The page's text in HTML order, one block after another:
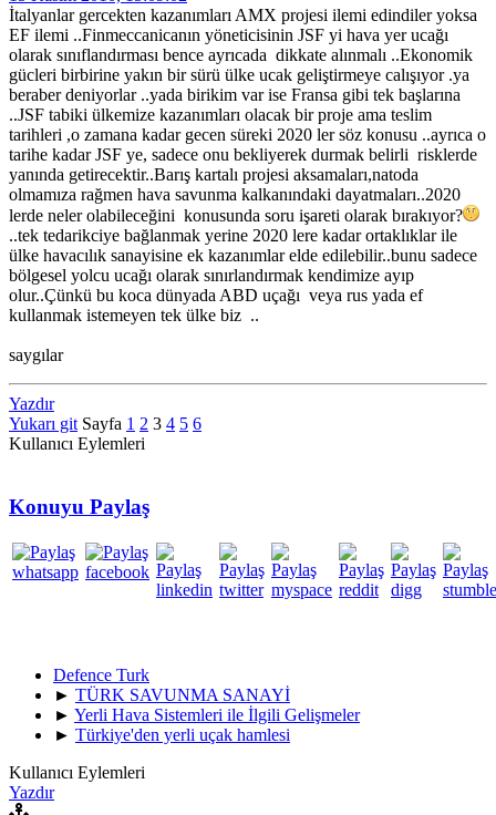
İtalyanlar gercekten kazanımları AMX projesi ilemi edindiler yoksa
EF ilemi ..Finmeccanicanın yöneticisinin JSF yi hava yer ucağı
olarak sınıflandırması bence ayrıcada dikkate alınmalı ..Ekonomik
gücleri birbirine yakın bir sürü ülke ucak geliştirmeye calışıyor .ya
beraber deniyorlar ..yada birikim var ise Fransa gibi tek başlarına
..JSF tabiki ülkemize kazanımları olacak bir proje ama teslim
tarihleri ,o zamana kadar gecen süreki 2020 ler söz konusu ..ayrıca o
tarihe kadar JSF ye, sadece onu bekliyerek durmak belirli risklerde
yanında getirecektir..Barış kartalı projesi aksamaları,natoda
olmamıza rağmen hava savunma kalkanındaki dayatmaları..2020
lerde neler olabileceğini konusunda soru işareti olarak bırakıyor?
..tek tedarikciye bağlanmak yerine 2020 lere kadar ortaklıklar ile
ülke havacılık sanayisine ek kazanımlar elde edilebilir..bunu sadece
bölgesel yolcu ucağı olarak sınırlandırmak kendimize ayıp
olur..Çünkü bu koca dünyada ABD uçağı veya rus yada ef
kullanmak istemeyen tek ülke biz ..
saygılar
Yazdır
Yukarı git Sayfa 1 2 3 4 5 6
Kullanıcı Eylemleri
Konuyu Paylaş
Defence Turk
► TÜRK SAVUNMA SANAYİ
► Yerli Hava Sistemleri ile İlgili Gelişmeler
► Türkiye'den yerli uçak hamlesi
Kullanıcı Eylemleri
Yazdır